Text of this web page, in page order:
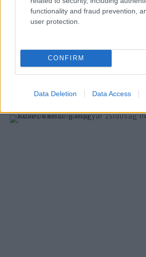
functionality and fraud prevention,
user protection.
CONFIRM
Data Deletion Data Access
sikeredzőjét